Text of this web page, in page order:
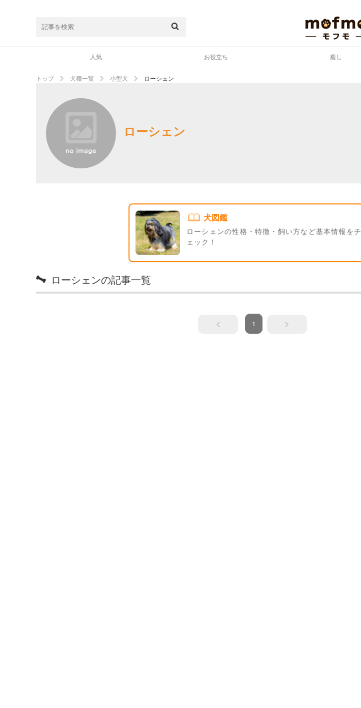
人気 お役立ち 癒し
トップ 犬種一覧 小型犬 ローシェン
ローシェン
犬図鑑
ローシェンの性格・特徴・飼い方など基本情報をチ
ェック！
ローシェンの記事一覧
1